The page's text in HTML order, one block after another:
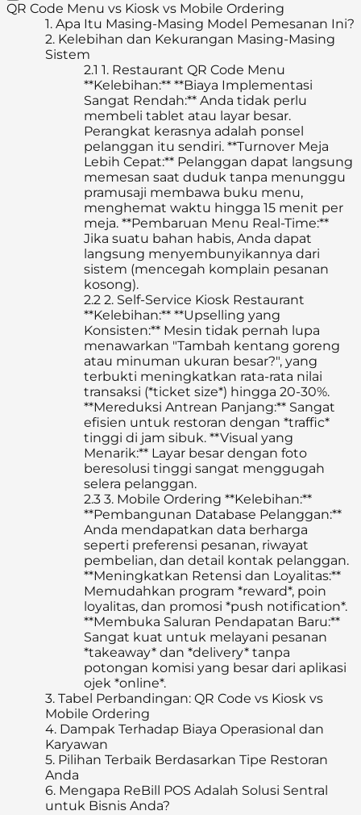
QR Code Menu vs Kiosk vs Mobile Ordering
1. Apa Itu Masing-Masing Model Pemesanan Ini?
2. Kelebihan dan Kekurangan Masing-Masing
Sistem
2.1 1. Restaurant QR Code Menu
**Kelebihan:** **Biaya Implementasi
Sangat Rendah:** Anda tidak perlu
membeli tablet atau layar besar.
Perangkat kerasnya adalah ponsel
pelanggan itu sendiri. **Turnover Meja
Lebih Cepat:** Pelanggan dapat langsung
memesan saat duduk tanpa menunggu
pramusaji membawa buku menu,
menghemat waktu hingga 15 menit per
meja. **Pembaruan Menu Real-Time:**
Jika suatu bahan habis, Anda dapat
langsung menyembunyikannya dari
sistem (mencegah komplain pesanan
kosong).
2.2 2. Self-Service Kiosk Restaurant
**Kelebihan:** **Upselling yang
Konsisten:** Mesin tidak pernah lupa
menawarkan "Tambah kentang goreng
atau minuman ukuran besar?", yang
terbukti meningkatkan rata-rata nilai
transaksi (*ticket size*) hingga 20-30%.
**Mereduksi Antrean Panjang:** Sangat
efisien untuk restoran dengan *traffic*
tinggi di jam sibuk. **Visual yang
Menarik:** Layar besar dengan foto
beresolusi tinggi sangat menggugah
selera pelanggan.
2.3 3. Mobile Ordering **Kelebihan:**
**Pembangunan Database Pelanggan:**
Anda mendapatkan data berharga
seperti preferensi pesanan, riwayat
pembelian, dan detail kontak pelanggan.
**Meningkatkan Retensi dan Loyalitas:**
Memudahkan program *reward*, poin
loyalitas, dan promosi *push notification*.
**Membuka Saluran Pendapatan Baru:**
Sangat kuat untuk melayani pesanan
*takeaway* dan *delivery* tanpa
potongan komisi yang besar dari aplikasi
ojek *online*.
3. Tabel Perbandingan: QR Code vs Kiosk vs
Mobile Ordering
4. Dampak Terhadap Biaya Operasional dan
Karyawan
5. Pilihan Terbaik Berdasarkan Tipe Restoran
Anda
6. Mengapa ReBill POS Adalah Solusi Sentral
untuk Bisnis Anda?